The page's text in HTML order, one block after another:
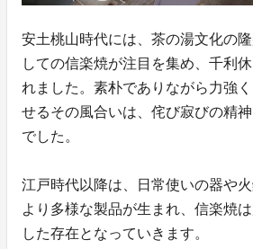
安土桃山時代には、茶の湯文化の
しての信楽焼が注目を集め、千利
れました。素朴でありながら力強
せるその風合いは、侘び寂びの精
でした。
江戸時代以降は、日常使いの器や火
より多様な製品が生まれ、信楽焼
した存在となっていきます。